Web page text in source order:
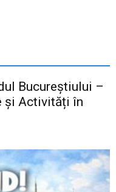
Bucureștiului –
și Activități în